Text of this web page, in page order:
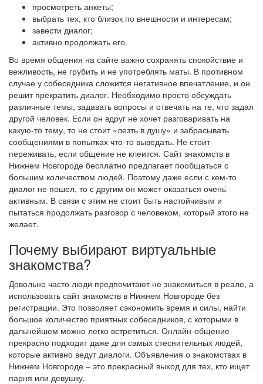
просмотреть анкеты;
выбрать тех, кто близок по внешности и интересам;
завести диалог;
активно продолжать его.
Во время общения на сайте важно сохранять спокойствие и
вежливость, не грубить и не употреблять маты. В противном
случае у собеседника сложится негативное впечатление, и он
решит прекратить диалог. Необходимо просто обсуждать
различные темы, задавать вопросы и отвечать на те, что задал
другой человек. Если он вдруг не хочет разговаривать на
какую-то тему, то не стоит «лезть в душу» и забрасывать
сообщениями в попытках что-то выведать. Не стоит
переживать, если общение не клеится. Сайт знакомств в
Нижнем Новгороде бесплатно предлагает пообщаться с
большим количеством людей. Поэтому даже если с кем-то
диалог не пошел, то с другим он может оказаться очень
активным. В связи с этим не стоит быть настойчивым и
пытаться продолжать разговор с человеком, который этого не
желает.
Почему выбирают виртуальные
знакомства?
Довольно часто люди предпочитают не знакомиться в реале, а
использовать сайт знакомств в Нижнем Новгороде без
регистрации. Это позволяет сэкономить время и силы, найти
большое количество приятных собеседников, с которыми в
дальнейшем можно легко встретиться. Онлайн-общение
прекрасно подходит даже для самых стеснительных людей,
которые активно ведут диалоги. Объявления о знакомствах в
Нижнем Новгороде – это прекрасный выход для тех, кто ищет
парня или девушку.